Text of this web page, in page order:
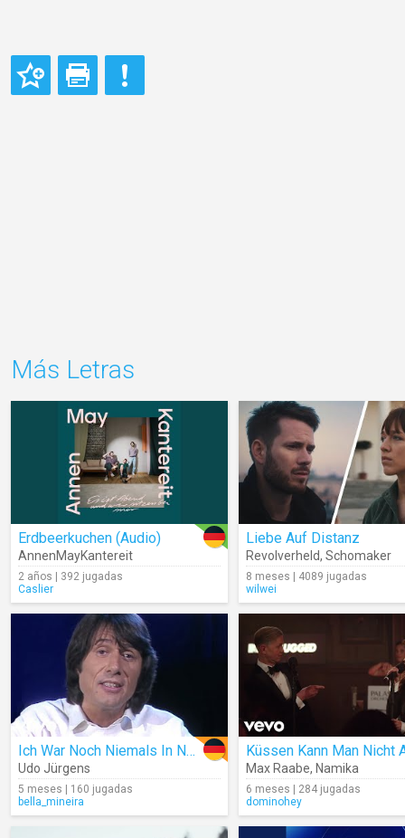
Más Letras
Erdbeerkuchen (Audio)
AnnenMayKantereit
2 años | 392 jugadas
Caslier
Liebe Auf Distanz
Revolverheld, Schomaker
8 meses | 4089 jugadas
wilwei
Ich War Noch Niemals In New York (Live)
Udo Jürgens
5 meses | 160 jugadas
bella_mineira
Max Raabe, Namika
6 meses | 284 jugadas
dominohey